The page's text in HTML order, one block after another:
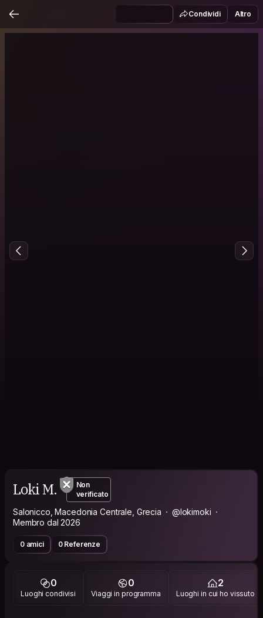
Condividi Altro
Loki M.
Non
verificato
Salonicco, Macedonia Centrale, Grecia
@lokimoki
Membro dal 2026
0 amici 0 Referenze
0
Luoghi condivisi
0
Viaggi in programma
2
Luoghi in cui ho vissuto